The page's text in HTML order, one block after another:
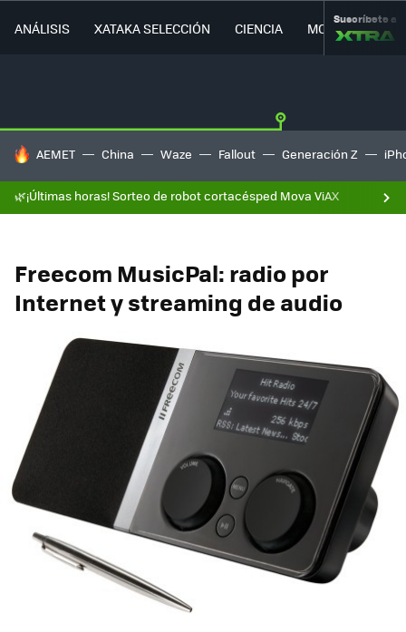
ANÁLISIS XATAKA SELECCIÓN CIENCIA MOVILIDAD
Suscríbete a
HOY SE HABLA DE
AEMET China Waze Fallout Generación Z
🌿¡Últimas horas! Sorteo de robot cortacésped Mova ViAX
Freecom MusicPal: radio por
Internet y streaming de audio